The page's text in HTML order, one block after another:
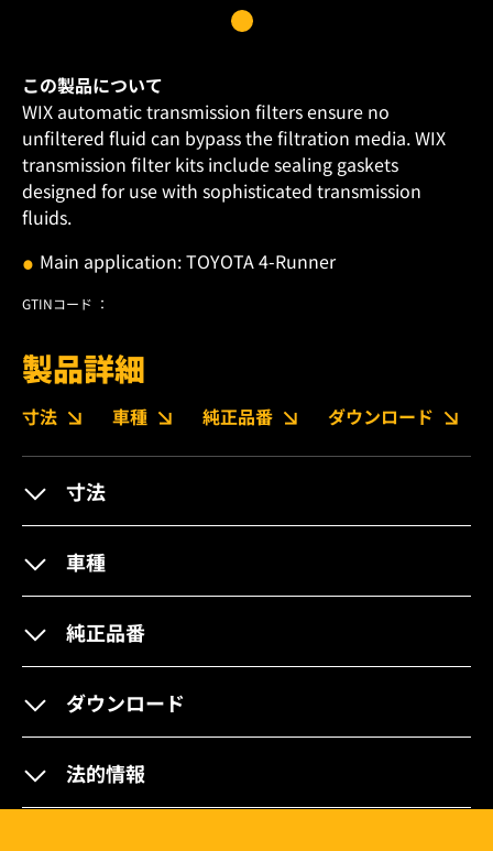
この製品について
WIX automatic transmission filters ensure no
unfiltered fluid can bypass the filtration media. WIX
transmission filter kits include sealing gaskets
designed for use with sophisticated transmission
fluids.
Main application: TOYOTA 4-Runner
GTINコード ：
製品詳細
寸法 車種 純正品番 ダウンロード
寸法
車種
純正品番
ダウンロード
法的情報